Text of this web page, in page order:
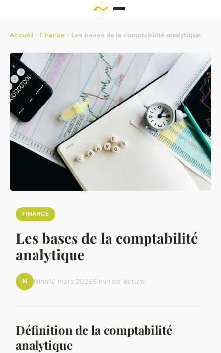
Accueil › Finance › Les bases de la comptabilité analytique
FINANCE
Les bases de la comptabilité
analytique
N Nina10 mars 20255 min de lecture
Définition de la comptabilité
analytique